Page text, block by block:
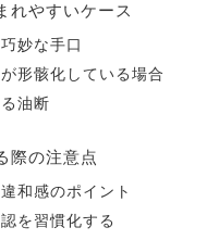
れやすいケース
妙な手口
形骸化している場合
油断
際の注意点
和感のポイント
を習慣化する